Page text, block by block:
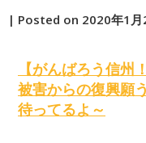
by
| Posted on 2020年1月
【がんばろう信
被害からの復興願
待ってるよ～